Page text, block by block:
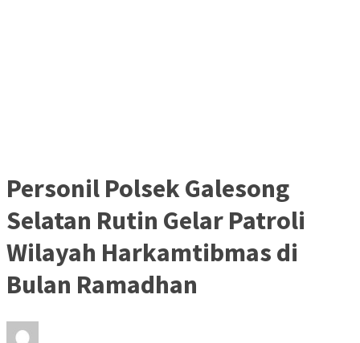
Personil Polsek Galesong
Selatan Rutin Gelar Patroli
Wilayah Harkamtibmas di
Bulan Ramadhan